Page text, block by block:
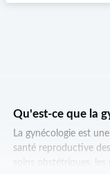
Qu'est-ce que la
La gynécologie est
santé reproductive